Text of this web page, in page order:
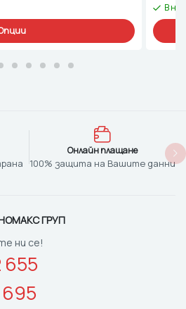
В
Онлайн плащане
100% защита на Вашите данни
ГРУП
ни се!
655
695